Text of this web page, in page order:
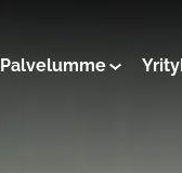
Palvelumme